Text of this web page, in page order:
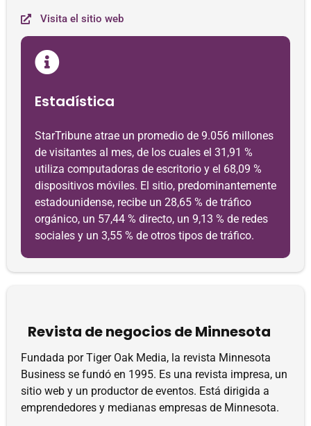
Visita el sitio web
Estadística
StarTribune atrae un promedio de 9.056 millones
de visitantes al mes, de los cuales el 31,91 %
utiliza computadoras de escritorio y el 68,09 %
dispositivos móviles. El sitio, predominantemente
estadounidense, recibe un 28,65 % de tráfico
orgánico, un 57,44 % directo, un 9,13 % de redes
sociales y un 3,55 % de otros tipos de tráfico.
Revista de negocios de Minnesota
Fundada por Tiger Oak Media, la revista Minnesota
Business se fundó en 1995. Es una revista impresa, un
sitio web y un productor de eventos. Está dirigida a
emprendedores y medianas empresas de Minnesota.